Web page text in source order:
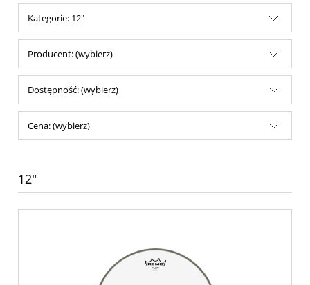
Kategorie: 12"
Producent: (wybierz)
Dostępność: (wybierz)
Cena: (wybierz)
12"